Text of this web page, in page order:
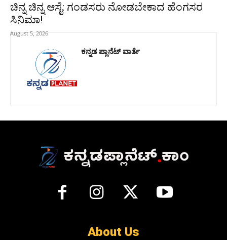
ಚಿನ್ನ ಚಿನ್ನ ಆಸೈ: ಗಂಡಸರು ನೋಡಬೇಕಾದ ಹೆಂಗಸರ
ಸಿನಿಮಾ!
August 5, 2026
ಕನ್ನಡ ಪ್ಲಾನೆಟ್ ವಾರ್ತೆ
About Us